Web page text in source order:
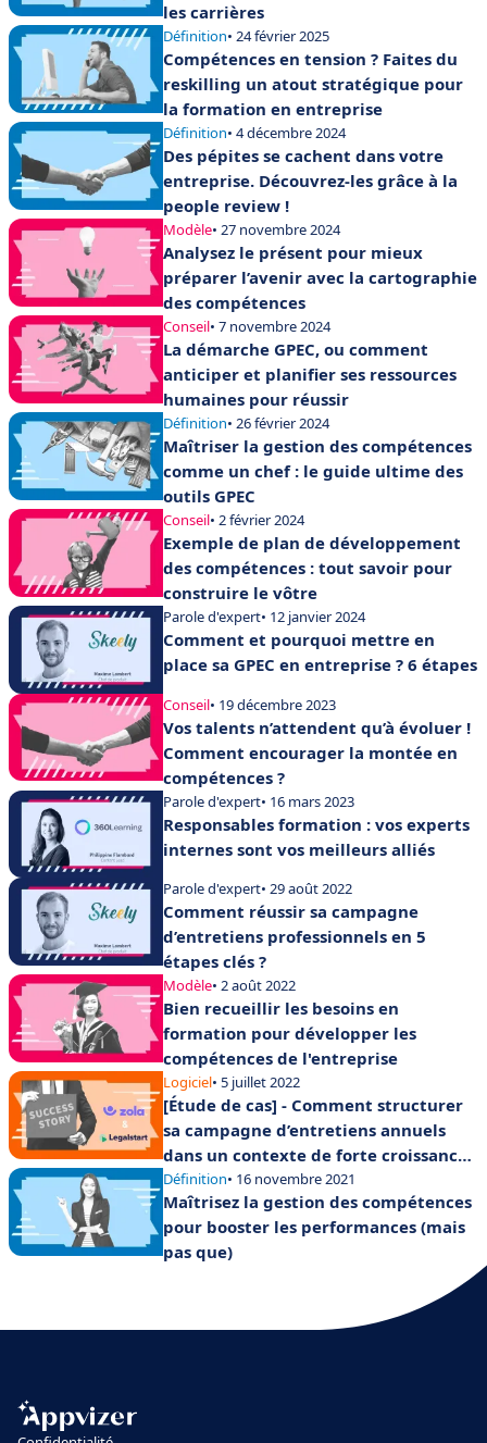
les carrières
Définition• 24 février 2025
Compétences en tension ? Faites du
reskilling un atout stratégique pour
la formation en entreprise
Définition• 4 décembre 2024
Des pépites se cachent dans votre
entreprise. Découvrez-les grâce à la
people review !
Modèle• 27 novembre 2024
Analysez le présent pour mieux
préparer l’avenir avec la cartographie
des compétences
Conseil• 7 novembre 2024
La démarche GPEC, ou comment
anticiper et planifier ses ressources
humaines pour réussir
Définition• 26 février 2024
Maîtriser la gestion des compétences
comme un chef : le guide ultime des
outils GPEC
Conseil• 2 février 2024
Exemple de plan de développement
des compétences : tout savoir pour
construire le vôtre
Parole d'expert• 12 janvier 2024
Comment et pourquoi mettre en
place sa GPEC en entreprise ? 6 étapes
Conseil• 19 décembre 2023
Vos talents n’attendent qu’à évoluer !
Comment encourager la montée en
compétences ?
Parole d'expert• 16 mars 2023
Responsables formation : vos experts
internes sont vos meilleurs alliés
Parole d'expert• 29 août 2022
Comment réussir sa campagne
d’entretiens professionnels en 5
étapes clés ?
Modèle• 2 août 2022
Bien recueillir les besoins en
formation pour développer les
compétences de l'entreprise
Logiciel• 5 juillet 2022
[Étude de cas] - Comment structurer
sa campagne d’entretiens annuels
dans un contexte de forte croissance
?
Définition• 16 novembre 2021
Maîtrisez la gestion des compétences
pour booster les performances (mais
pas que)